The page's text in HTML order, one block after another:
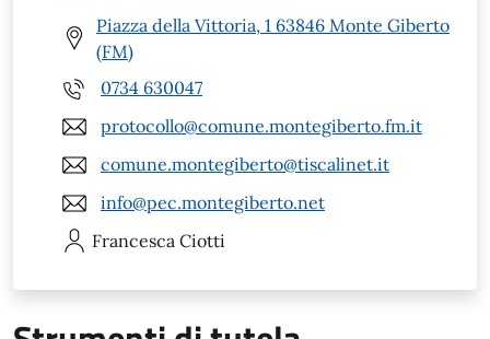
Piazza della Vittoria, 1 63846 Monte Giberto
(FM)
0734 630047
protocollo@comune.montegiberto.fm.it
comune.montegiberto@tiscalinet.it
info@pec.montegiberto.net
Francesca Ciotti